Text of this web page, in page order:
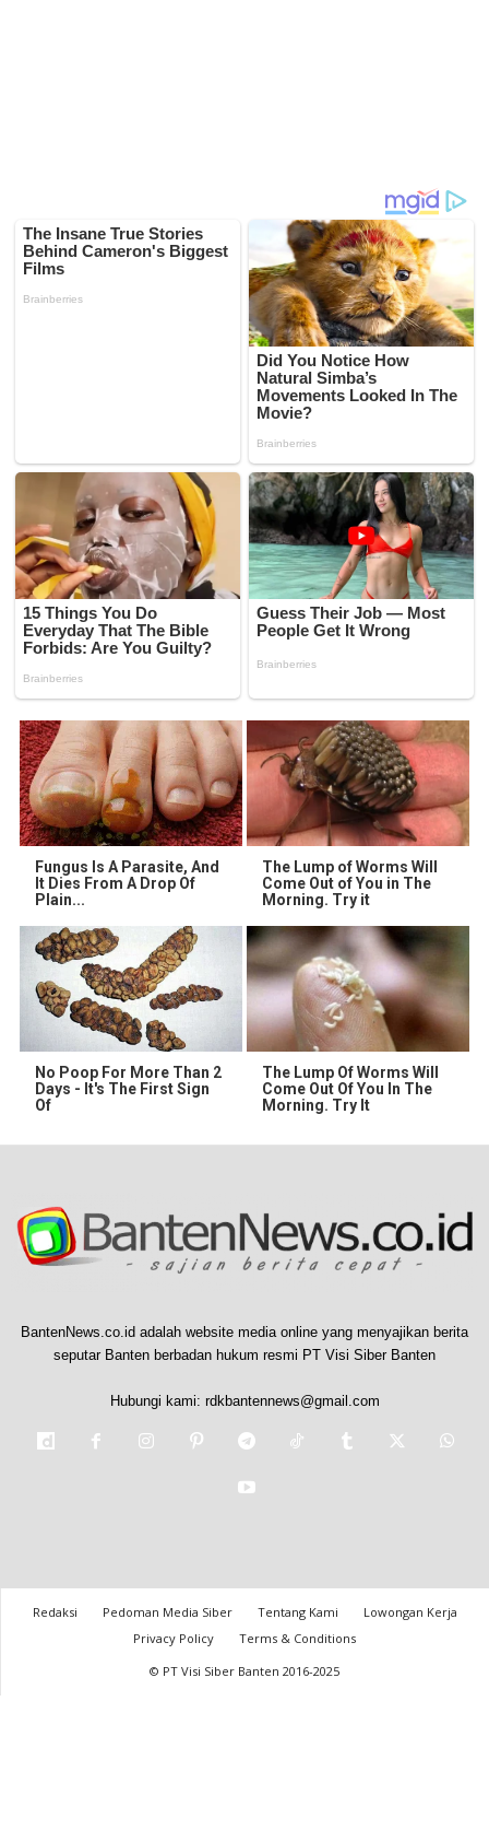
Fungus Is A Parasite, And
It Dies From A Drop Of
Plain...
The Lump of Worms Will
Come Out of You in The
Morning. Try it
No Poop For More Than 2
Days - It's The First Sign
Of
The Lump Of Worms Will
Come Out Of You In The
Morning. Try It
BantenNews.co.id adalah website media online yang menyajikan berita
seputar Banten berbadan hukum resmi PT Visi Siber Banten
Hubungi kami: rdkbantennews@gmail.com
Redaksi Pedoman Media Siber Tentang Kami
Lowongan Kerja
Privacy Policy
Terms & Conditions
© PT Visi Siber Banten 2016-2025